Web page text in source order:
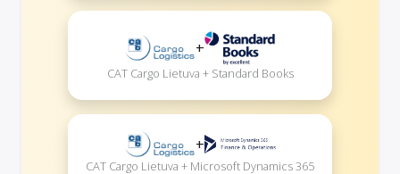
+
CAT Cargo Lietuva + Standard Books
+
CAT Cargo Lietuva + Microsoft Dynamics 365